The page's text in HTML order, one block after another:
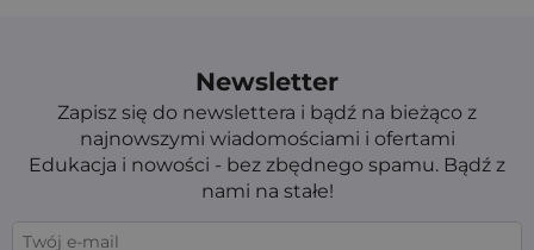
Newsletter
Zapisz się do newslettera i bądź na bieżąco z
najnowszymi wiadomościami i ofertami
Edukacja i nowości - bez zbędnego spamu. Bądź z
nami na stałe!